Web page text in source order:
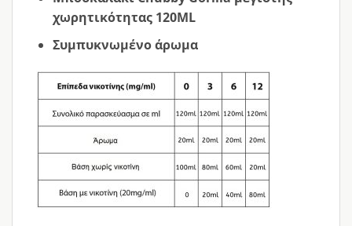
χωρητικότητας 120ML
Συμπυκνωμένο άρωμα